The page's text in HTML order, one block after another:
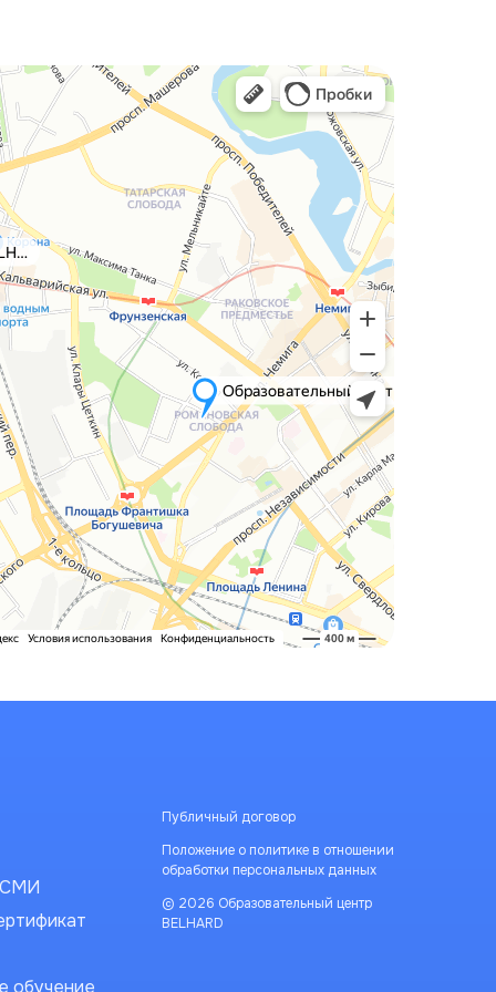
Положение о политике в отношении
обработки персональных данных
© 2026 Образовательный центр
BELHARD
Публичный договор
СМИ